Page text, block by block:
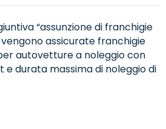
“assunzione di franchigie
assicurate franchigie
autovetture a noleggio con
e durata massima di noleggio di